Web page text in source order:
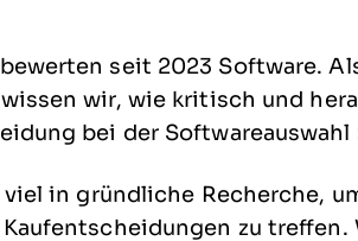
seit 2023 Software.
wir, wie kritisch und
bei der Softwareauswahl
in gründliche Recherche,
zu